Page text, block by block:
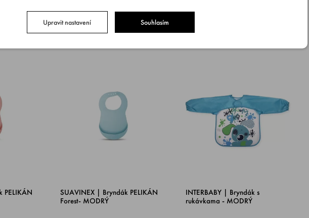
KOUPIT
Skladem > 5 ks
529 Kč
370 Kč KOUPIT 169 Kč
PELIKÁN
SUAVINEX | Bryndák PELIKÁN
Forest- MODRÝ
INTERBABY | Bryndák s
rukávkama - MODRÝ
Upravit nastavení Souhlasím